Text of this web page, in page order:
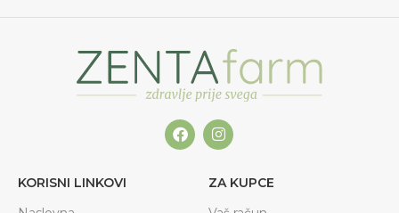
KORISNI LINKOVI
ZA KUPCE